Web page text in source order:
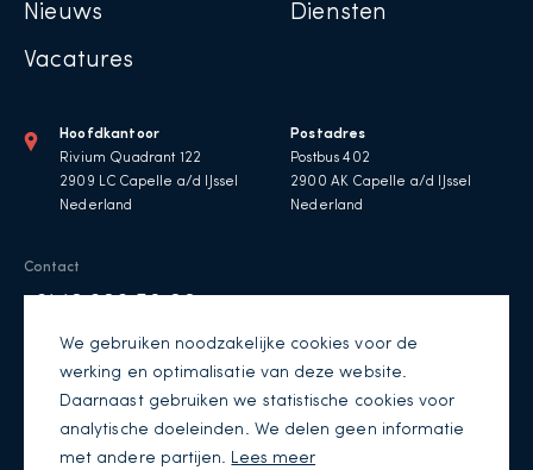
Hoofdkantoor
Rivium Quadrant 122
2909 LC Capelle a/d IJssel
Nederland
Postadres
Postbus 402
2900 AK Capelle a/d IJssel
Nederland
Diensten
Nieuws
Vacatures
Contact
Info@transvision.nl
We gebruiken noodzakelijke cookies voor de
werking en optimalisatie van deze website.
Daarnaast gebruiken we statistische cookies voor
analytische doeleinden. We delen geen informatie
met andere partijen. Lees meer